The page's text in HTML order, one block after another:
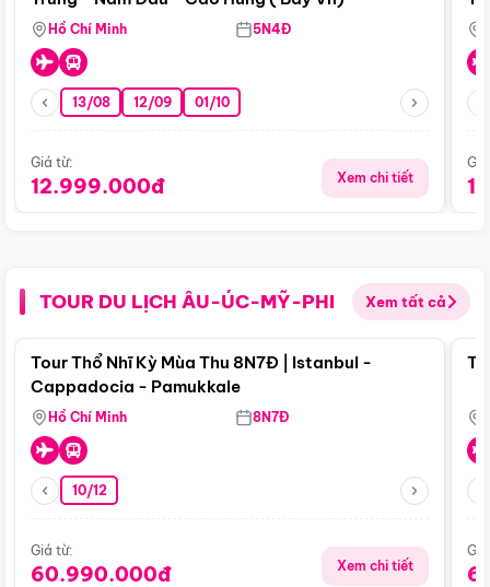
Hồ Chí Minh 5N4Đ
13/08 12/09 01/10
Giá từ:
12.999.000đ Xem chi tiết
TOUR DU LỊCH ÂU-ÚC-MỸ-PHI Xem tất cả
Điểm nổi bật
Tour Thổ Nhĩ Kỳ Mùa Thu 8N7Đ | Istanbul -
Cappadocia - Pamukkale
Hồ Chí Minh 8N7Đ
10/12
Giá từ:
60.990.000đ Xem chi tiết